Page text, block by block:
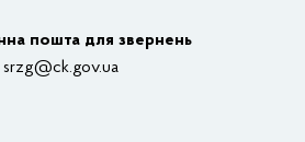
підрозділи ОДА
пошта для звернень
srzg@ck.gov.ua